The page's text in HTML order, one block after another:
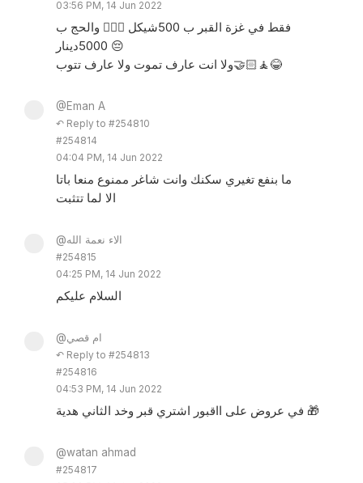
03:56 PM, 14 Jun 2022
فقط في غزة القبر ب 500شيكل 🤦🏽‍♂️ والحج ب
5000دينار 😔
ولا انت عارف تموت ولا عارف تتوب🤝🧘🏻😂
@Eman A
↶ Reply to #254810
#254814
04:04 PM, 14 Jun 2022
ما بنفع تغيري سكنك وانت شاغر ممنوع منعا باتا
الا لما تتثبت
@الاء نعمة الله
#254815
04:25 PM, 14 Jun 2022
السلام عليكم
@ام قصي
↶ Reply to #254813
#254816
04:53 PM, 14 Jun 2022
في عروض على ااقبور اشتري قبر وخد الثاني هدية 🎁
@watan ahmad
#254817